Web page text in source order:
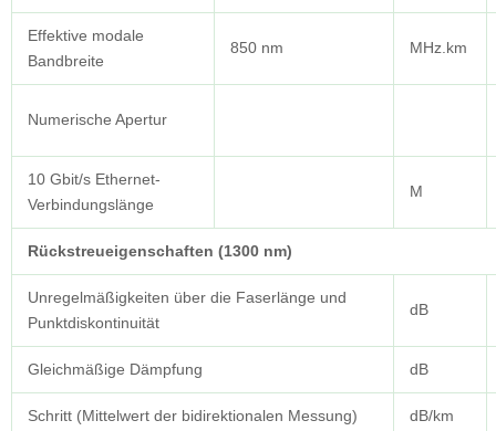
Effektive modale
Bandbreite
850 nm MHz.km
Numerische Apertur
10 Gbit/s Ethernet-
Verbindungslänge
M
Rückstreueigenschaften (1300 nm)
Unregelmäßigkeiten über die Faserlänge und
Punktdiskontinuität
dB
Gleichmäßige Dämpfung dB
Schritt (Mittelwert der bidirektionalen Messung) dB/km